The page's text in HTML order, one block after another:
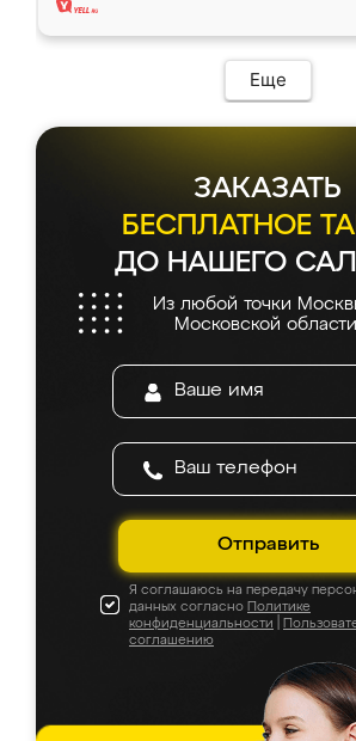
Еще
ЗАКАЗАТЬ
БЕСПЛАТНОЕ
ДО НАШЕГО
Из любой точки
Московской
Отправить
Я соглашаюсь на передачу
данных согласно Политике
конфиденциальности
соглашению